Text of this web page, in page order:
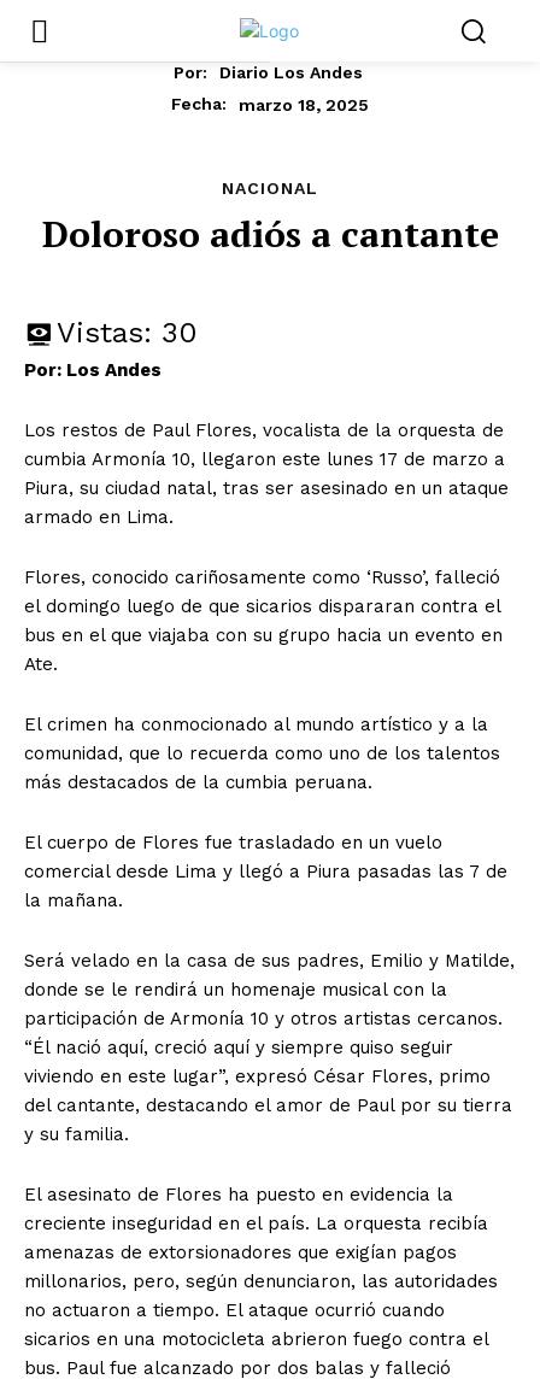
Por:
Diario Los Andes
Fecha:
marzo 18, 2025
NACIONAL
Doloroso adiós a cantante
Vistas: 30
Por: Los Andes
Los restos de Paul Flores, vocalista de la orquesta de
cumbia Armonía 10, llegaron este lunes 17 de marzo a
Piura, su ciudad natal, tras ser asesinado en un ataque
armado en Lima.
Flores, conocido cariñosamente como ‘Russo’, falleció
el domingo luego de que sicarios dispararan contra el
bus en el que viajaba con su grupo hacia un evento en
Ate.
El crimen ha conmocionado al mundo artístico y a la
comunidad, que lo recuerda como uno de los talentos
más destacados de la cumbia peruana.
El cuerpo de Flores fue trasladado en un vuelo
comercial desde Lima y llegó a Piura pasadas las 7 de
la mañana.
Será velado en la casa de sus padres, Emilio y Matilde,
donde se le rendirá un homenaje musical con la
participación de Armonía 10 y otros artistas cercanos.
“Él nació aquí, creció aquí y siempre quiso seguir
viviendo en este lugar”, expresó César Flores, primo
del cantante, destacando el amor de Paul por su tierra
y su familia.
El asesinato de Flores ha puesto en evidencia la
creciente inseguridad en el país. La orquesta recibía
amenazas de extorsionadores que exigían pagos
millonarios, pero, según denunciaron, las autoridades
no actuaron a tiempo. El ataque ocurrió cuando
sicarios en una motocicleta abrieron fuego contra el
bus. Paul fue alcanzado por dos balas y falleció